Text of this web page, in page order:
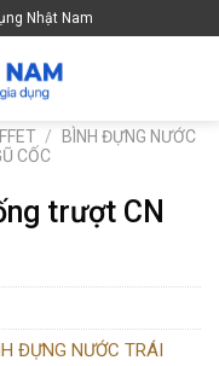
Nhật Nam
/
BÌNH ĐỰNG NƯỚC
CỐC
trượt CN
ĐỰNG NƯỚC TRÁI